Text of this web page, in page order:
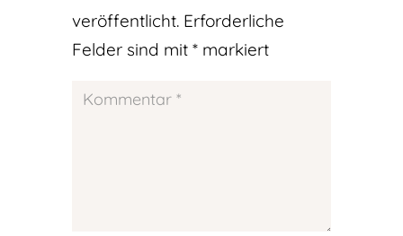
veröffentlicht. Erforderliche
Felder sind mit *markiert